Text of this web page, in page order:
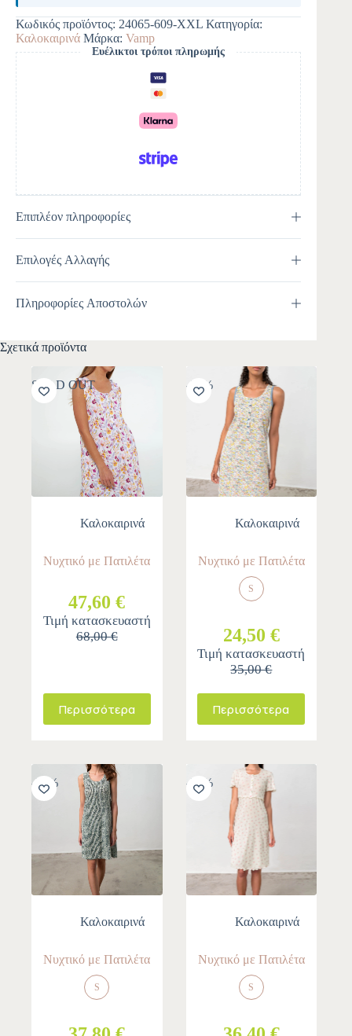
e
r
n
a
t
i
v
e
:
Κωδικός προϊόντος: 24065-609-XXL Κατηγορία:
Καλοκαιρινά Μάρκα: Vamp
Ευέλικτοι τρόποι πληρωμής
Επιπλέον πληροφορίες
Επιλογές Αλλαγής
Πληροφορίες Αποστολών
Σχετικά προϊόντα
SOLD OUT
Καλοκαιρινά
Νυχτικό με Πατιλέτα
47,60 €
Τιμή κατασκευαστή
68,00 €
Περισσότερα
-30%
Καλοκαιρινά
Νυχτικό με Πατιλέτα
S
24,50 €
Τιμή κατασκευαστή
35,00 €
Περισσότερα
-30%
Καλοκαιρινά
Νυχτικό με Πατιλέτα
S
-30%
Καλοκαιρινά
Νυχτικό με Πατιλέτα
S